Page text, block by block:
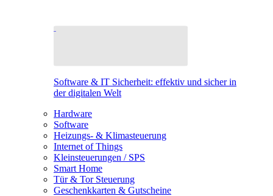
Software & IT Sicherheit: effektiv und sicher in
der digitalen Welt
Hardware
Software
Heizungs- & Klimasteuerung
Internet of Things
Kleinsteuerungen / SPS
Smart Home
Tür & Tor Steuerung
Geschenkkarten & Gutscheine